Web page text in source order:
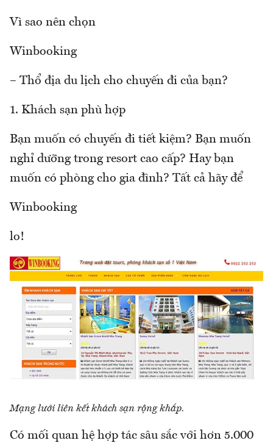
Vì sao nên chọn
Winbooking
– Thổ địa du lịch cho chuyến đi của bạn?
1. Khách sạn phù hợp
Bạn muốn có chuyến đi tiết kiệm? Bạn muốn
nghỉ dưỡng trong resort cao cấp? Hay bạn
muốn có phòng cho gia đình? Tất cả hãy để
Winbooking
lo!
Mạng lưới liên kết khách sạn rộng khắp.
Có mối quan hệ hợp tác sâu sắc với hơn 5.000